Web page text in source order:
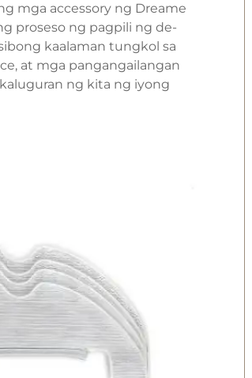
mga accessory ng Dreame
proseso ng pagpili ng de-
kaalaman tungkol sa
at mga pangangailangan
ng kita ng iyong